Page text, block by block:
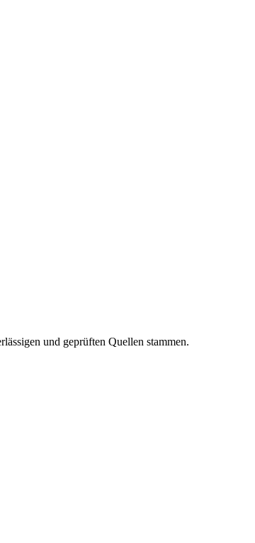
und geprüften Quellen stammen.